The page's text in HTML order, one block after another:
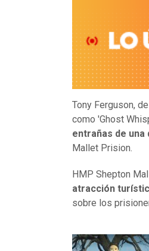
Tony Ferguson,
como 'Ghost
entrañas de una
Mallet Prision.
HMP Shepton
atracción
sobre los